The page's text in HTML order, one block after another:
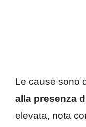
Le cause sono
alla presenza
elevata, nota